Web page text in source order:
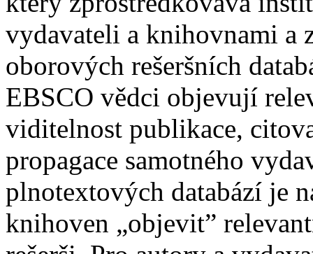
vydavateli a knihovnami
oborových rešeršních
EBSCO vědci objevují
viditelnost publikace,
propagace samotného
plnotextových databází je
knihoven „objevit”